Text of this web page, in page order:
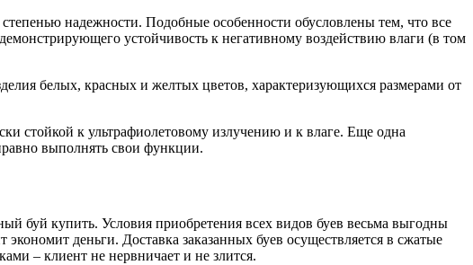
надежности. Подобные особенности обусловлены тем, что все
устойчивость к негативному воздействию влаги (в том
белых, красных и желтых цветов, характеризующихся размерами от
стойкой к ультрафиолетовому излучению и к влаге. Еще одна
выполнять свои функции.
буй купить. Условия приобретения всех видов буев весьма выгодны
деньги. Доставка заказанных буев осуществляется в сжатые
– клиент не нервничает и не злится.